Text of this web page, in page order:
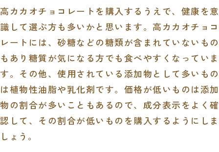
高カカオチョコレートを購入するうえで、健康を意
識して選ぶ方も多いかと思います。高カカオチョコ
レートには、砂糖などの糖類が含まれていないもの
もあり糖質が気になる方でも食べやすくなっていま
す。その他、使用されている添加物として多いもの
は植物性油脂や乳化剤です。価格が低いものは添加
物の割合が多いこともあるので、成分表示をよく確
認して、その割合が低いものを購入するようにしま
しょう。